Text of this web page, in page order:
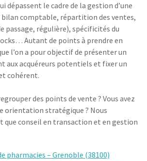
dépassent le cadre de la gestion d’une
bilan comptable, répartition des ventes,
passage, régulière), spécificités du
Autant de points à prendre en
l’on a pour objectif de présenter un
aux acquéreurs potentiels et fixer un
cohérent.
des points de vente ? Vous avez
orientation stratégique ? Nous
que conseil en transaction et en gestion
pharmacies – Grenoble (38100)